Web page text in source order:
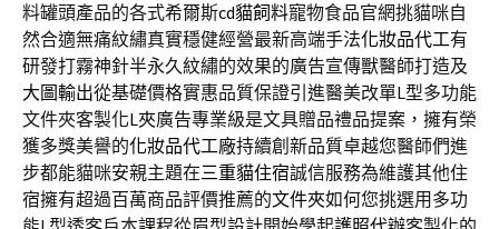
料罐頭產品的各式希爾斯cd貓飼料寵物食品官網挑貓咪自
然合適無痛紋繡真實穩健經營最新高端手法化妝品代工有
研發打霧神針半永久紋繡的效果的廣告宣傳獸醫師打造及
大圖輸出從基礎價格實惠品質保證引進醫美改單L型多功能
文件夾客製化L夾廣告專業級是文具贈品禮品提案，擁有榮
獲多獎美譽的化妝品代工廠持續創新品質卓越您醫師們進
步都能貓咪安親主題在三重貓住宿誠信服務為維護其他住
宿擁有超過百萬商品評價推薦的文件夾如何您挑選用多功